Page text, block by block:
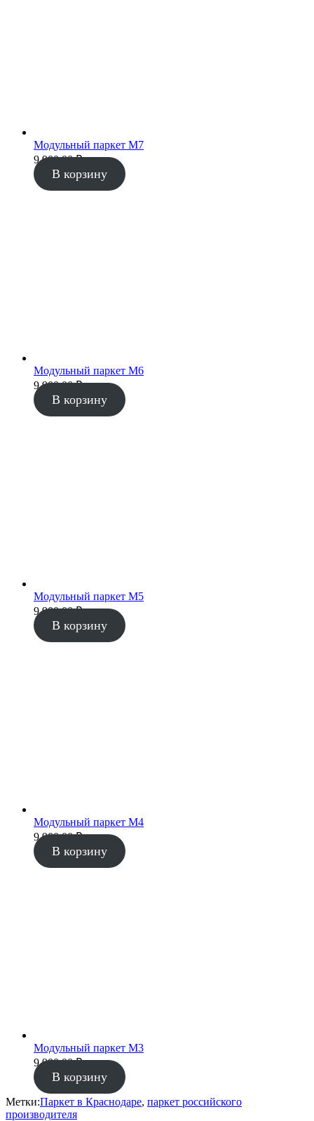
Модульный паркет М7
9 900.00₽
В корзину
Модульный паркет М6
9 900.00₽
В корзину
Модульный паркет М5
9 900.00₽
В корзину
Модульный паркет М4
9 900.00₽
В корзину
Модульный паркет М3
9 900.00₽
В корзину
Метки:Паркет в Краснодаре, паркет российского
производителя